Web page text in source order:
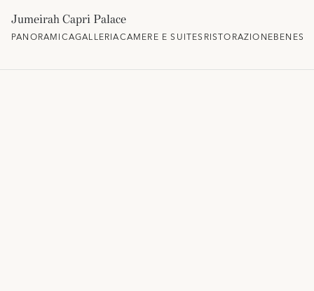
Jumeirah Capri Palace
PANORAMICAGALLERIACAMERE E SUITESRISTORAZIONE